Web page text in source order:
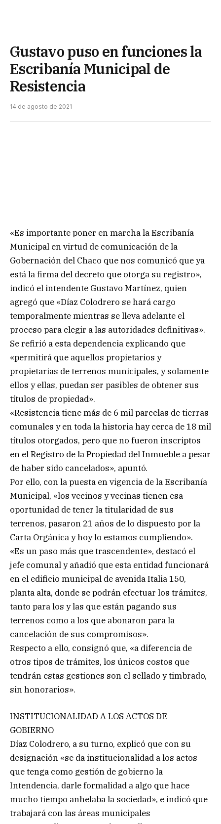
Gustavo puso en funciones la
Escribanía Municipal de
Resistencia
14 de agosto de 2021
«Es importante poner en marcha la Escribanía
Municipal en virtud de comunicación de la
Gobernación del Chaco que nos comunicó que ya
está la firma del decreto que otorga su registro»,
indicó el intendente Gustavo Martínez, quien
agregó que «Díaz Colodrero se hará cargo
temporalmente mientras se lleva adelante el
proceso para elegir a las autoridades definitivas».
Se refirió a esta dependencia explicando que
«permitirá que aquellos propietarios y
propietarias de terrenos municipales, y solamente
ellos y ellas, puedan ser pasibles de obtener sus
títulos de propiedad».
«Resistencia tiene más de 6 mil parcelas de tierras
comunales y en toda la historia hay cerca de 18 mil
títulos otorgados, pero que no fueron inscriptos
en el Registro de la Propiedad del Inmueble a pesar
de haber sido cancelados», apuntó.
Por ello, con la puesta en vigencia de la Escribanía
Municipal, «los vecinos y vecinas tienen esa
oportunidad de tener la titularidad de sus
terrenos, pasaron 21 años de lo dispuesto por la
Carta Orgánica y hoy lo estamos cumpliendo».
«Es un paso más que trascendente», destacó el
jefe comunal y añadió que esta entidad funcionará
en el edificio municipal de avenida Italia 150,
planta alta, donde se podrán efectuar los trámites,
tanto para los y las que están pagando sus
terrenos como a los que abonaron para la
cancelación de sus compromisos».
Respecto a ello, consignó que, «a diferencia de
otros tipos de trámites, los únicos costos que
tendrán estas gestiones son el sellado y timbrado,
sin honorarios».
INSTITUCIONALIDAD A LOS ACTOS DE
GOBIERNO
Díaz Colodrero, a su turno, explicó que con su
designación «se da institucionalidad a los actos
que tenga como gestión de gobierno la
Intendencia, darle formalidad a algo que hace
mucho tiempo anhelaba la sociedad», e indicó que
trabajará con las áreas municipales